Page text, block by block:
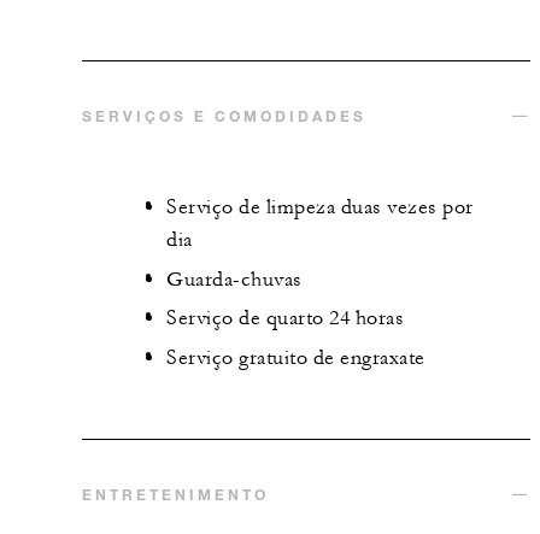
SERVIÇOS E COMODIDADES
Serviço de limpeza duas vezes por
dia
Guarda-chuvas
Serviço de quarto 24 horas
Serviço gratuito de engraxate
ENTRETENIMENTO